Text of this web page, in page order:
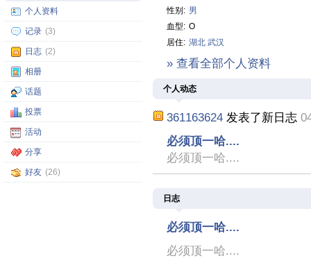
个人资料
记录 (3)
日志 (2)
相册
话题
投票
活动
分享
好友 (26)
性别: 男
血型: O
居住: 湖北 武汉
» 查看全部个人资料
个人动态
361163624 发表了新日志
必须顶一哈....
必须顶一哈....
日志
必须顶一哈....
必须顶一哈....